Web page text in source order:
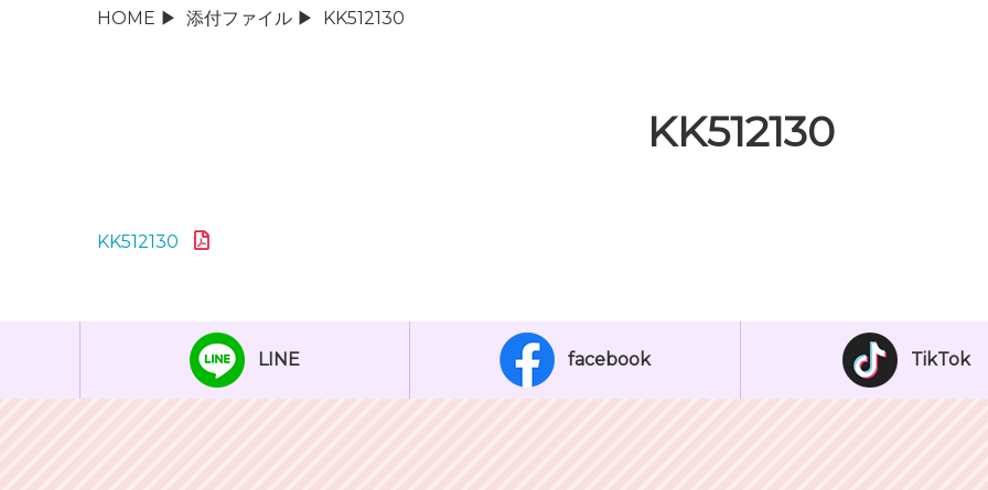
HOME ▶ 添付ファイル ▶ KK512130
KK512130
KK512130
LINE facebook TikTok